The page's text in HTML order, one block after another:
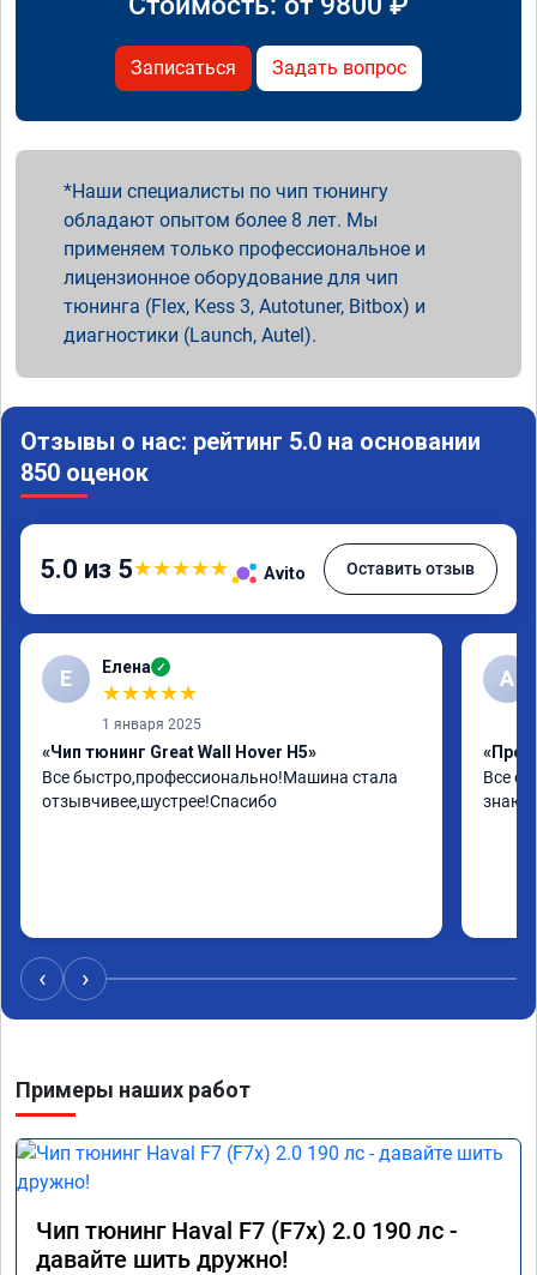
Записаться Задать вопрос
Наши специалисты по чип тюнингу
обладают опытом более 8 лет. Мы
применяем только профессиональное и
лицензионное оборудование для чип
тюнинга (Flex, Kess 3, Autotuner, Bitbox) и
диагностики (Launch, Autel).
Отзывы о нас: рейтинг 5.0 на основании
850 оценок
5.0 из 5★★★★★ Avito Оставить отзыв
Е Елена ✓
★★★★★
1 января 2025
«Чип тюнинг Great Wall Hover H5»
Все быстро,профессионально!Машина стала
отзывчивее,шустрее!Спасибо
А
Все
знают
‹ ›
Примеры наших работ
Чип тюнинг Haval F7 (F7x) 2.0 190 лс -
давайте шить дружно!